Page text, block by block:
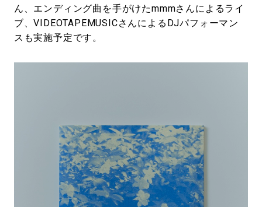
ん、エンディング曲を手がけたmmmさんによるライ
ブ、VIDEOTAPEMUSICさんによるDJパフォーマン
スも実施予定です。